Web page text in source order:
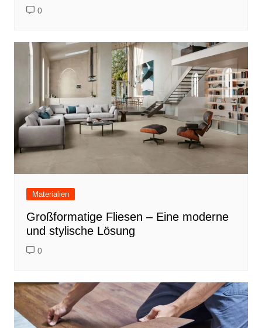
0
Materialien
Großformatige Fliesen – Eine moderne
und stylische Lösung
0